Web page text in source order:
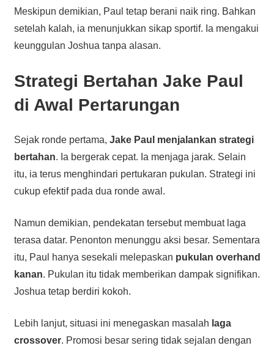
Meskipun demikian, Paul tetap berani naik ring. Bahkan
setelah kalah, ia menunjukkan sikap sportif. Ia mengakui
keunggulan Joshua tanpa alasan.
Strategi Bertahan Jake Paul
di Awal Pertarungan
Sejak ronde pertama, Jake Paul menjalankan strategi
bertahan. Ia bergerak cepat. Ia menjaga jarak. Selain
itu, ia terus menghindari pertukaran pukulan. Strategi ini
cukup efektif pada dua ronde awal.
Namun demikian, pendekatan tersebut membuat laga
terasa datar. Penonton menunggu aksi besar. Sementara
itu, Paul hanya sesekali melepaskan pukulan overhand
kanan. Pukulan itu tidak memberikan dampak signifikan.
Joshua tetap berdiri kokoh.
Lebih lanjut, situasi ini menegaskan masalah laga
crossover. Promosi besar sering tidak sejalan dengan